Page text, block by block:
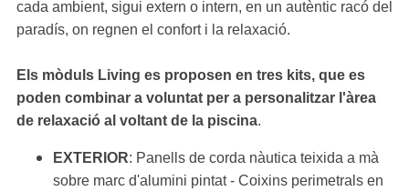
cada ambient, sigui extern o intern, en un autèntic racó del
paradís, on regnen el confort i la relaxació.
Els mòduls Living es proposen en tres kits, que es
poden combinar a voluntat per a personalitzar l'àrea
de relaxació al voltant de la piscina.
EXTERIOR: Panells de corda nàutica teixida a mà
sobre marc d'alumini pintat - Coixins perimetrals en